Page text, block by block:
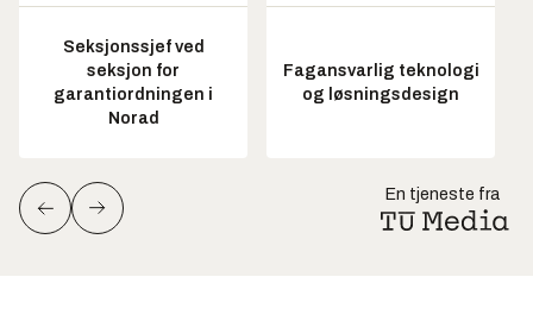
Seksjonssjef ved
seksjon for
garantiordningen i
Norad
Fagansvarlig teknologi
og løsningsdesign
En tjeneste fra